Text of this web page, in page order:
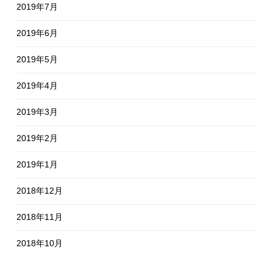
2019年7月
2019年6月
2019年5月
2019年4月
2019年3月
2019年2月
2019年1月
2018年12月
2018年11月
2018年10月